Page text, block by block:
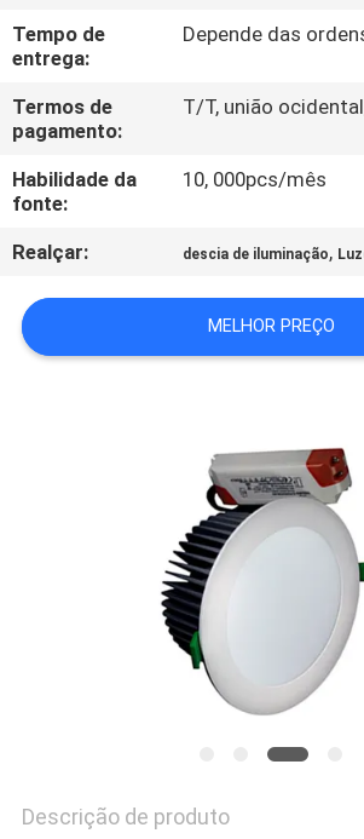
CONTACTE-
NOS
PEÇA
UMAS
MAPA
DO
Tempo de
entrega:
Depende das
Termos de
pagamento:
T/T, união
Habilidade da
fonte:
10, 000pcs/mês
Realçar: descia de iluminação,
MELHOR PREÇO
Descrição de produto